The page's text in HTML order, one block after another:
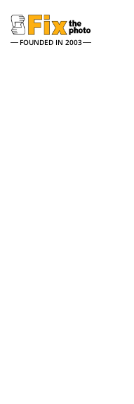
FOUNDED IN 2003